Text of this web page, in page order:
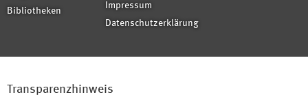
Bibliotheken
Impressum
Datenschutzerklärung
Transparenzhinweis